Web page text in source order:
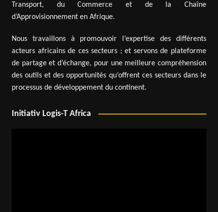
Transport, du Commerce et de la Chaîne
d’Approvisionnement en Afrique.
Nous travaillons à promouvoir l’expertise des différents
acteurs africains de ces secteurs ; et servons de plateforme
de partage et d’échange, pour une meilleure compréhension
des outils et des opportunités qu’offrent ces secteurs dans le
processus de développement du continent.
Initiativ Logis-T Africa